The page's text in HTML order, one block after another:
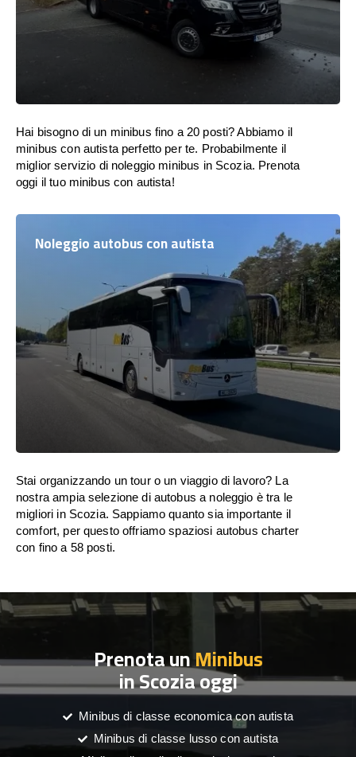
Hai bisogno di un minibus fino a 20 posti? Abbiamo il
minibus con autista perfetto per te. Probabilmente il
miglior servizio di noleggio minibus in Scozia. Prenota
oggi il tuo minibus con autista!
Noleggio autobus con autista
Stai organizzando un tour o un viaggio di lavoro? La
nostra ampia selezione di autobus a noleggio è tra le
migliori in Scozia. Sappiamo quanto sia importante il
comfort, per questo offriamo spaziosi autobus charter
con fino a 58 posti.
Prenota unMinibus
in Scozia oggi
Minibus di classe economica con autista
Minibus di classe lusso con autista